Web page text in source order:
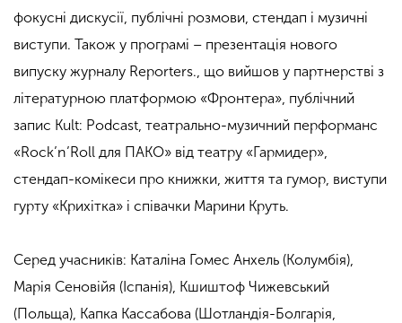
фокусні дискусії, публічні розмови, стендап і музичні
виступи. Також у програмі – презентація нового
випуску журналу Reporters., що вийшов у партнерстві з
літературною платформою «Фронтера», публічний
запис Kult: Podcast, театрально-музичний перформанс
«Rock’n’Roll для ПАКО» від театру «Гармидер»,
стендап-комікеси про книжки, життя та гумор, виступи
гурту «Крихітка» і співачки Марини Круть.
Серед учасників: Каталіна Гомес Анхель (Колумбія),
Марія Сеновійя (Іспанія), Кшиштоф Чижевський
(Польща), Капка Кассабова (Шотландія-Болгарія,